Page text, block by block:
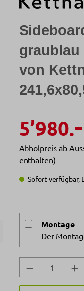
graublau
von
5’980.-
Abholpreis ab
enthalten)
Sofort verfügbar,
Montage
Der
Produkt